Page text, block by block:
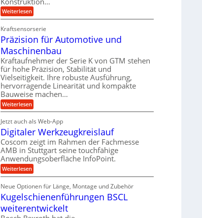
h
i
n
d
e
r
i
e
b
e
f
ü
r
r
a
u
e
U
m
g
e
b
z
u
n
d
A
u
f
t
r
a
g
s
i
n
g
a
n
g
t
s
l
o
s
e
,
w
e
n
i
g
e
r
S
t
e
l
l
n
Weiterlesen:
Z
h
n
s
t
a
n
g
e
n
g
e
t
r
i
b
e
f
ü
r
p
r
z
i
e
Kraftsensorserie
Präzision für Automotive und
Maschinenbau
Kraftaufnehmer der Serie K von GTM stehen
für hohe Präzision, Stabilität und
Vielseitigkeit. Ihre robuste Ausführung,
hervorragende Linearität und kompakte
Bauweise machen…
Weiterlesen:
P
ä
z
i
s
i
o
n
f
ü
r
A
u
t
o
Jetzt auch als Web-App
Digitaler Werkzeugkreislauf
Coscom zeigt im Rahmen der Fachmesse
AMB in Stuttgart seine touchfähige
Anwendungsoberfläche InfoPoint.
Weiterlesen:
D
g
i
t
a
l
Neue Optionen für Länge, Montage und Zubehör
Kugelschienenführungen BSCL
weiterentwickelt